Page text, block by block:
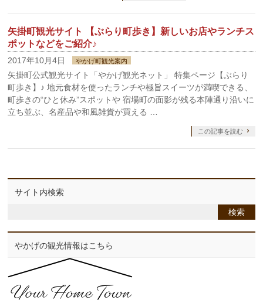
矢掛町観光サイト 【ぶらり町歩き】新しいお店やランチス
ポットなどをご紹介♪
2017年10月4日 やかげ町観光案内
矢掛町公式観光サイト「やかげ観光ネット」 特集ページ【ぶらり
町歩き】♪ 地元食材を使ったランチや極旨スイーツが満喫できる、
町歩きの“ひと休み”スポットや 宿場町の面影が残る本陣通り沿いに
立ち並ぶ、名産品や和風雑貨が買える …
この記事を読む
サイト内検索
やかげの観光情報はこちら